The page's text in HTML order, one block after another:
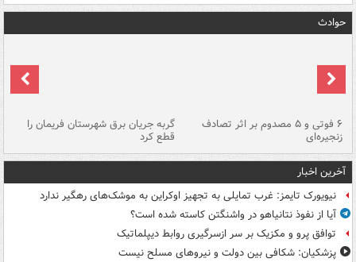
حوادث
۶ فوتی و ۵ مصدوم بر اثر تصادف
زنجیره‌ای
گربه جریان برق شهرستان فریمان را
قطع کرد
آخرین اخبار
نیویورک تایمز: غرب تمایلی به تجهیز اوکراین به موشک‌های رهگیر ندارد
آیا از نفوذ نتانیاهو در واشنگتن کاسته شده است؟
توافق پرو و مکزیک بر سر ازسرگیری روابط دیپلماتیک
پزشکیان: شکافی بین دولت و نیروهای مسلح نیست